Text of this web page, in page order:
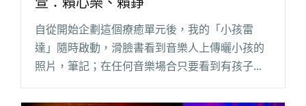
自從開始企劃這個療癒單元後，我的「小孩雷
達」隨時啟動，滑臉書看到音樂人上傳曬小孩的
照片，筆記；在任何音樂場合只要看到有孩子出
沒，立刻想辦法打探虛實。還記得 9 月時參加了
在宜蘭礁溪舉辦的風和日麗連連看，那天除了聽